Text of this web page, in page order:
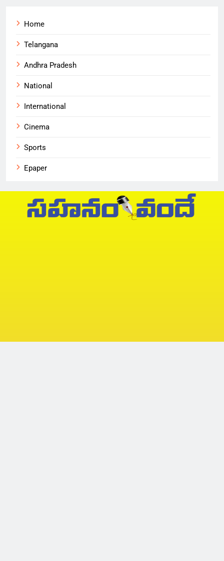
Home
Telangana
Andhra Pradesh
National
International
Cinema
Sports
Epaper